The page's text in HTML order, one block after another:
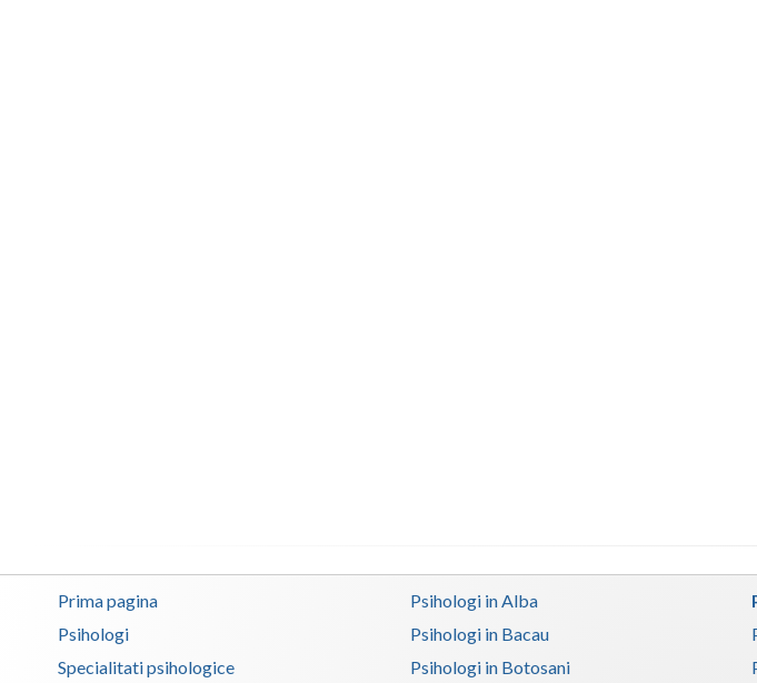
Prima pagina
Psihologi
Specialitati psihologice
Psihologi in Alba
Psihologi in Bacau
Psihologi in Botosani